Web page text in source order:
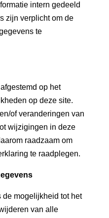
intern gedeeld
zijn verplicht om de
te
op het
op deze site.
of veranderingen van
wijzigingen in deze
raadzaam om
te raadplegen.
mogelijkheid tot het
van alle